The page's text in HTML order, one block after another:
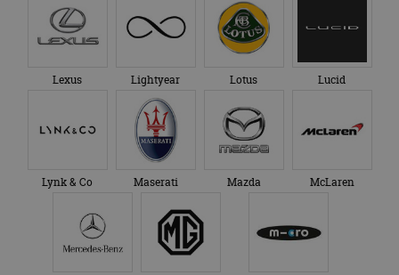
Lexus Lightyear Lotus Lucid
Lynk & Co Maserati Mazda McLaren